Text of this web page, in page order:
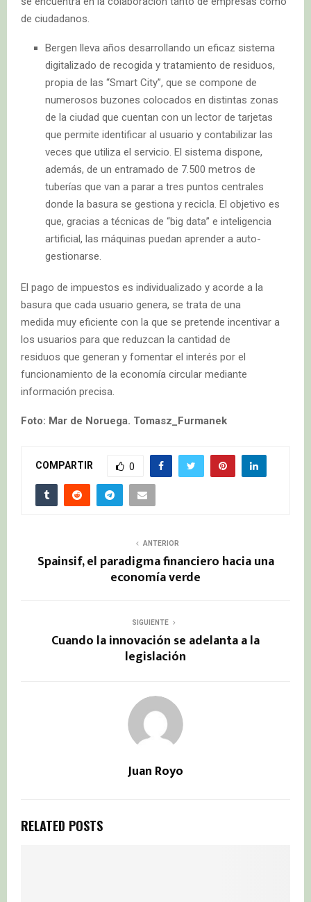
de ciudadanos.
Bergen lleva años desarrollando un eficaz sistema
digitalizado de recogida y tratamiento de residuos,
propia de las “Smart City”, que se compone de
numerosos buzones colocados en distintas zonas
de la ciudad que cuentan con un lector de tarjetas
que permite identificar al usuario y contabilizar las
veces que utiliza el servicio. El sistema dispone,
además, de un entramado de 7.500 metros de
tuberías que van a parar a tres puntos centrales
donde la basura se gestiona y recicla. El objetivo es
que, gracias a técnicas de “big data” e inteligencia
artificial, las máquinas puedan aprender a auto-
gestionarse.
El pago de impuestos es individualizado y acorde a la
basura que cada usuario genera, se trata de una
medida muy eficiente con la que se pretende incentivar a
los usuarios para que reduzcan la cantidad de
residuos que generan y fomentar el interés por el
funcionamiento de la economía circular mediante
información precisa.
Foto: Mar de Noruega. Tomasz_Furmanek
COMPARTIR 0
ANTERIOR
Spainsif, el paradigma financiero hacia una
economía verde
SIGUIENTE
Cuando la innovación se adelanta a la
legislación
Juan Royo
RELATED POSTS